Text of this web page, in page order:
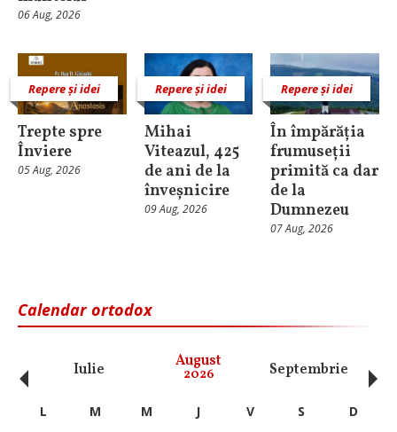
06 Aug, 2026
Repere și idei
Trepte spre
Înviere
05 Aug, 2026
Repere și idei
Mihai
Viteazul, 425
de ani de la
înveșnicire
09 Aug, 2026
Repere și idei
În împărăția
frumuseții
primită ca dar
de la
Dumnezeu
07 Aug, 2026
Calendar ortodox
Iulie August
2026 Septembrie
‹ L M M J V S
D